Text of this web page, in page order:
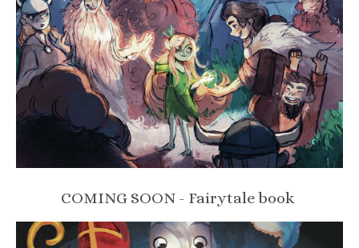
COMING SOON - Fairytale book